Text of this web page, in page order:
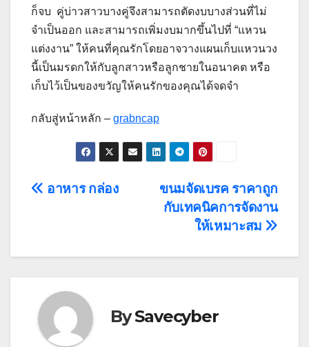
ก็จบ คู่บ่าวสาวบางคู่จึงสามารถตัดงบบางส่วนที่ไม่
จำเป็นออก และสามารถเพิ่มงบมากขึ้นไปที่ “แหวน
แต่งงาน” ให้คนที่คุณรักโดยอาจวางแผนเก็บแหวนวง
นี้เป็นมรดกให้กับลูกสาวหรือลูกชายในอนาคต หรือ
เก็บไว้เป็นของขวัญให้คนรักของคุณได้จดจำ
กลับสู่หน้าหลัก – grabncap
Post
ขนมจัดเบรค ราคาถูก
กับเทคนิคการจัดงาน
ให้เหมาะสม
อาหาร กล่อง
BySavecyber